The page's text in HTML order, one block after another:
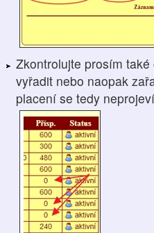
Zkontrolujte prosím také
vyřadit nebo naopak
placení se tedy neprojeví